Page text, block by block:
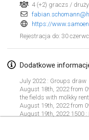
4 (+2) graczs /
Rejestracja do: 30
Dodatkowe
July 2022 : Groups draw
August 18th, 2022 from
the fields with mölkky
August 19th, 2022 from
August 19th, 2022 1500
TangoMölkky
5 lut 2022|
Kohti Kisoja
Yamagata
13 lut 2022|
West Indiv Cup